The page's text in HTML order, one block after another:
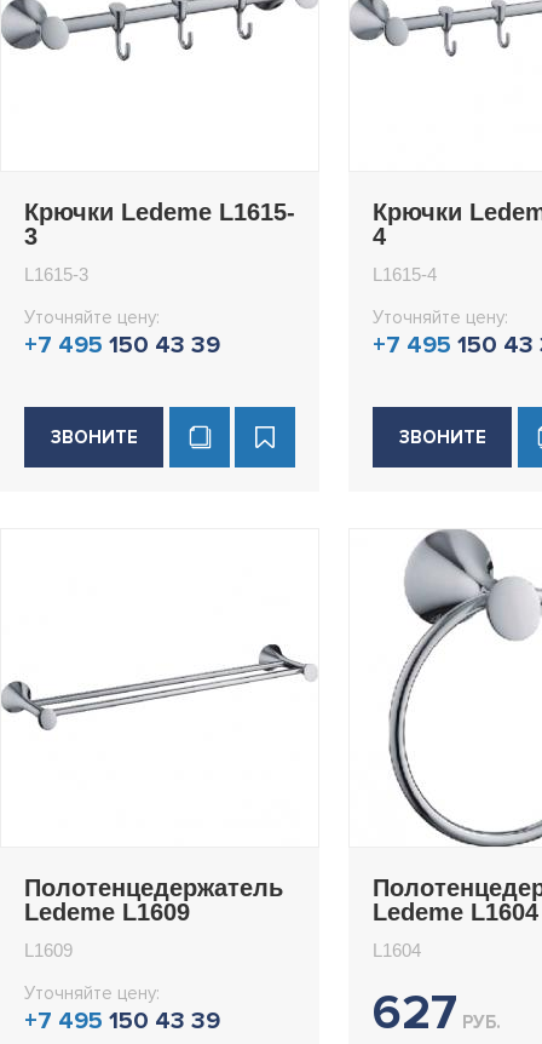
Крючки Ledeme L1615-
3
L1615-3
Уточняйте цену:
+7 495 150 43 39
ЗВОНИТЕ
Крючки
4
L1615-4
Уточняйте цену:
+7 495 150 43
ЗВОНИТЕ
Полотенцедержатель
Ledeme L1609
L1609
Уточняйте цену:
+7 495 150 43 39
Ledeme L1604
L1604
627 РУБ.